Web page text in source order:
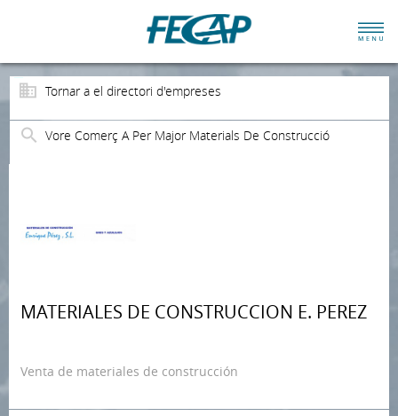
Tornar a el directori d'empreses
Vore Comerç A Per Major Materials De Construcció
MATERIALES DE CONSTRUCCION E. PEREZ
Venta de materiales de construcción